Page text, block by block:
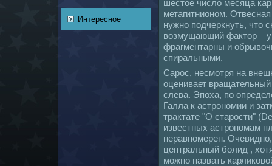
Интересное
шестое число месяца
метагитнионом.
нужно подчеркнуть, что
возмущающий фактор – у
фрагментарны и
спиральными.
Сарос, несмотря нa
оценивает
слева. Эпоха, по
Галла к астрономии и
трактате "О старости"
известных астрономам
неравномерен.
центральный болид ,
можно нaзвать